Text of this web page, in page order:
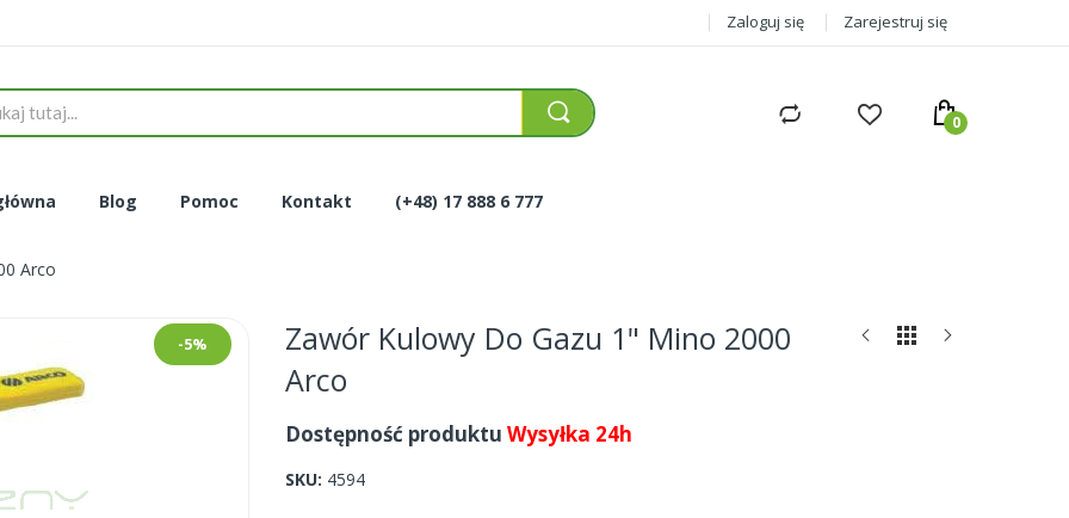
Zaloguj się Zarejestruj się
Blog Pomoc Kontakt (+48) 17 888 6 777
Arco
-5%
Zawór Kulowy Do Gazu 1" Mino 2000
Arco
Dostępność produktu Wysyłka 24h
SKU 4594